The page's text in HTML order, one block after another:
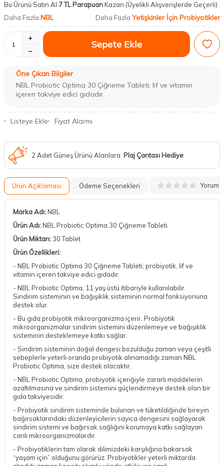
Bu Ürünü Satın Al 7 TL ParapuanKazan (Üyelikli Alışverişlerde Geçerli)
Daha Fazla NBL Daha Fazla Yetişkinler İçin Probiyotikler
Sepete Ekle
Öne Çıkan Bilgiler
NBL Probiotic Optima 30 Çiğneme Tableti; lif ve vitamin
içeren takviye edici gıdadır.
Listeye Ekle Fiyat Alarmı
2 Adet Güneş Ürünü Alanlara Plaj Çantası Hediye
Ürün Açıklaması Ödeme Seçenekleri Yorum
Marka Adı:NBL
Ürün Adı:NBL Probiotic Optima 30 Çiğneme Tableti
Ürün Miktarı: 30 Tablet
Ürün Özellikleri:
- NBL Probiotic Optima 30 Çiğneme Tableti, probiyotik, lif ve
vitamin içeren takviye edici gıdadır.
- NBL Probiotic Optima, 11 yaş üstü itibariyle kullanılabilir.
Sindirim sisteminin ve bağışıklık sisteminin normal fonksiyonuna
destek olur.
- Bu gıda probiyotik mikroorganizma içerir. Probiyotik
mikroorganizmalar sindirim sistemini düzenlemeye ve bağışıklık
sisteminin desteklemeye katkı sağlar.
- Sindirim sisteminin doğal dengesi bozulduğu zaman veya çeşitli
sebeplerle yeterli oranda probiyotik alınamadığı zaman NBL
Probiotic Optima, size destek olacaktır.
- NBL Probiotic Optima, probiyotik içeriğiyle zararlı maddelerin
azaltılmasına ve sindirim sistemini güçlendirmeye destek olan bir
gıda takviyesidir.
- Probiyotik sindirim sisteminde bulunan ve tüketildiğinde bireyin
bağırsaklarındaki düzenleyicilerin sayıca dengesini sağlayarak
sindirim sistemi ve bağırsak sağlığını korumaya katkı sağlayan
canlı mikroorganizmalardır.
- Probiyotiklerin tam olarak dilimizdeki karşılığına bakarsak
“yaşam için” olduğunu görürüz. Probiyotikler yeterli miktarda